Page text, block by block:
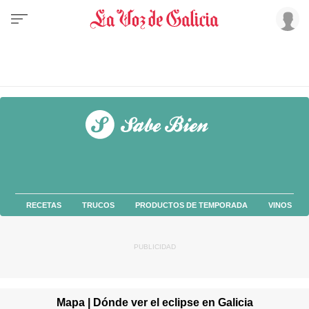
RECETAS TRUCOS PRODUCTOS DE TEMPORADA VINOS
Mapa | Dónde ver el eclipse en Galicia